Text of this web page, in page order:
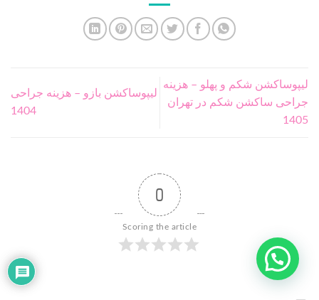
لیپوساکشن شکم و پهلو – هزینه
جراحی ساکشن شکم در تهران
1405
لیپوساکشن بازو – هزینه جراحی
1404
0
Scoring the article